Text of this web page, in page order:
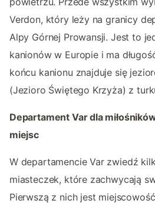
Verdon, który leży na granicy
Alpy Górnej Prowansji. Jest to
kanionów w Europie i ma
końcu kanionu znajduje się
(Jezioro Świętego Krzyża) z
Departament Var dla
miejsc
W departamencie Var zwiedź
miasteczek, które zachwycają
Pierwszą z nich jest